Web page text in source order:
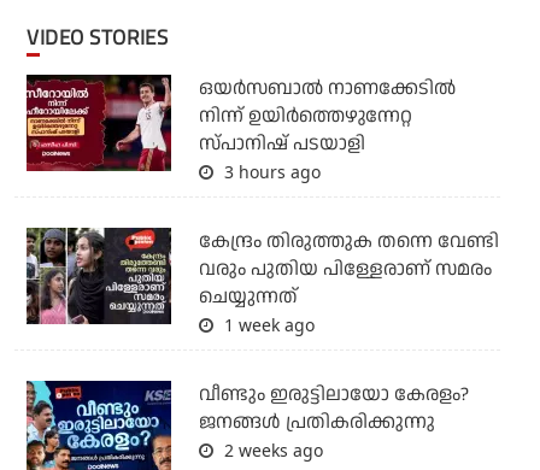
VIDEO STORIES
ഒയര്‍സബാൽ നാണക്കേടിൽ
നിന്ന് ഉയിർത്തെഴുന്നേറ്റ
സ്പാനിഷ് പടയാളി
3 hours ago
കേന്ദ്രം തിരുത്തുക തന്നെ വേണ്ടി
വരും പുതിയ പിള്ളേരാണ് സമരം
ചെയ്യുന്നത്
1 week ago
വീണ്ടും ഇരുട്ടിലായോ കേരളം?
ജനങ്ങൾ പ്രതികരിക്കുന്നു
2 weeks ago